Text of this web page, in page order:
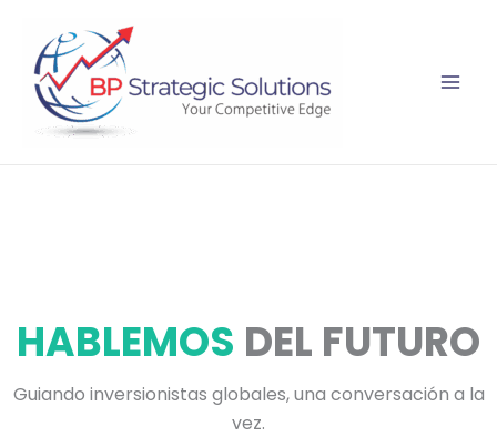
contenido
HABLEMOS DEL FUTURO
Guiando inversionistas globales, una conversación a la
vez.